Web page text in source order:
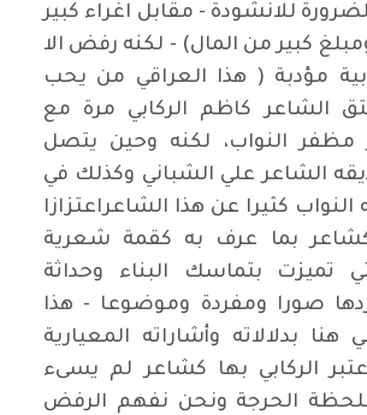
للانشودة - مقابل اغراء كبير
كبير من المال) - لكنه رفض الا
مؤدبة ( هذا العراقي من يحب
الشاعر كاظم الركابي مرة مع
مظفر النواب، لكنه وحين يتصل
الشاعر علي الشباني وكذلك في
كثيرا عن هذا الشاعراعتزازا
بما عرف به كقمة شعرية
تميزت بتماسك البناء وحداثة
صورا ومفردة وموضوعا - هذا
هنا بدلالاته وأشاراته المعيارية
الركابي بها كشاعر لم يسىء
الحرجة ونحن نفهم الرفض